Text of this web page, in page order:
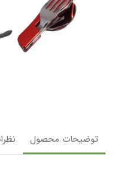
توضیحات محصول